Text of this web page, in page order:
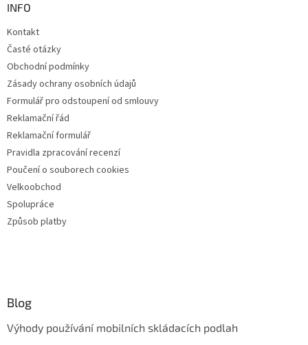
INFO
Kontakt
Časté otázky
Obchodní podmínky
Zásady ochrany osobních údajů
Formulář pro odstoupení od smlouvy
Reklamační řád
Reklamační formulář
Pravidla zpracování recenzí
Poučení o souborech cookies
Velkoobchod
Spolupráce
Způsob platby
Blog
Výhody používání mobilních skládacích podlah